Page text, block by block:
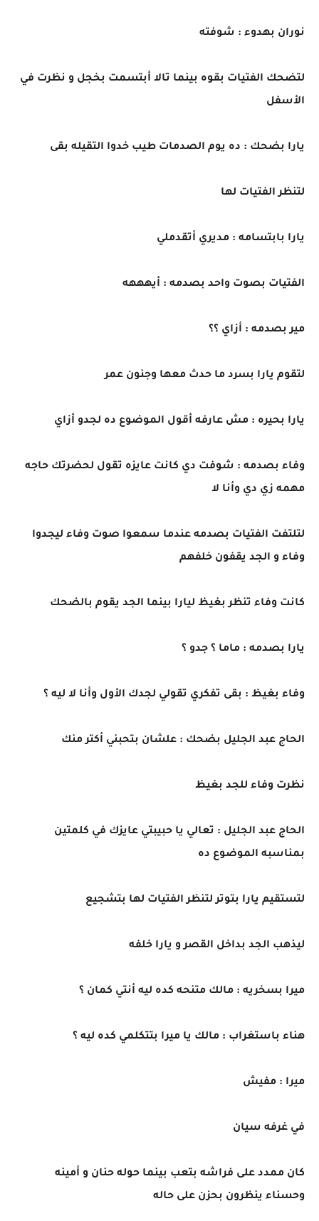
نوران بهدوء : شوفته
لتضحك الفتيات بقوه بينما تالا أبتسمت بخجل و نظرت في
الأسفل
يارا بضحك : ده يوم الصدمات طيب خدوا التقيله بقى
لتنظر الفتيات لها
يارا بابتسامه : مديري أتقدملي
الفتيات بصوت واحد بصدمه : أيهههه
مير بصدمه : أزاي ؟؟
لتقوم يارا بسرد ما حدث معها وجنون عمر
يارا بحيره : مش عارفه أقول الموضوع ده لجدو أزاي
وفاء بصدمه : شوفت دي كانت عايزه تقول لحضرتك حاجه
مهمه زي دي وأنا لا
لتلتفت الفتيات بصدمه عندما سمعوا صوت وفاء ليجدوا
وفاء و الجد يقفون خلفهم
كانت وفاء تنظر بغيظ ليارا بينما الجد يقوم بالضحك
يارا بصدمه : ماما ؟ جدو ؟
وفاء بغيظ : بقى تفكري تقولي لجدك الأول وأنا لا ليه ؟
الحاج عبد الجليل بضحك : علشان بتحبني أكتر منك
نظرت وفاء للجد بغيظ
الحاج عبد الجليل : تعالي يا حبيبتي عايزك في كلمتين
بمناسبه الموضوع ده
لتستقيم يارا بتوتر لتنظر الفتيات لها بتشجيع
ليذهب الجد بداخل القصر و يارا خلفه
ميرا بسخريه : مالك متنحه كده ليه أنتي كمان ؟
هناء باستغراب : مالك يا ميرا بتتكلمي كده ليه ؟
ميرا : مفيش
في غرفه سيان
كان ممدد على فراشه بتعب بينما حوله حنان و أمينه
وحسناء ينظرون بحزن على حاله